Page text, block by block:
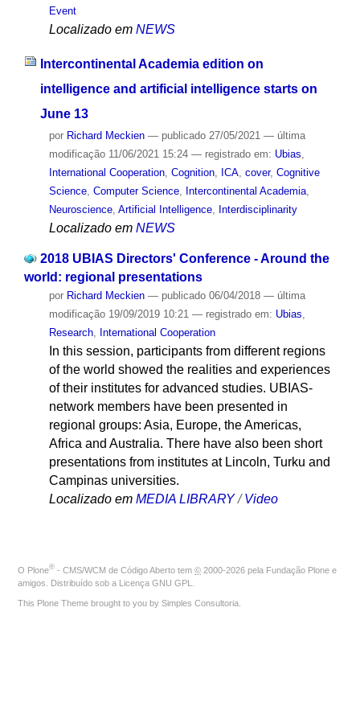
Event
Localizado em NEWS
Intercontinental Academia edition on
intelligence and artificial intelligence starts on
June 13
por Richard Meckien — publicado27/05/2021 — última
modificação11/06/2021 15:24 — registrado em: Ubias
International Cooperation, Cognition, ICA, cover, Cognitive
Science, Computer Science, Intercontinental Academia,
Neuroscience, Artificial Intelligence, Interdisciplinarity
Localizado em NEWS
2018 UBIAS Directors' Conference - Around the
world: regional presentations
por Richard Meckien — publicado06/04/2018 — última
modificação19/09/2019 10:21 — registrado em: Ubias,
Research, International Cooperation
In this session, participants from different regions
of the world showed the realities and experiences
of their institutes for advanced studies. UBIAS-
network members have been presented in
regional groups: Asia, Europe, the Americas,
Africa and Australia. There have also been short
presentations from institutes at Lincoln, Turku and
Campinas universities.
Localizado em MEDIA LIBRARY / Video
O Plone® - CMS/WCM de Código Aberto tem © 2000-2026 pela Fundação Plone e
amigos. Distribuído sob a Licença GNU GPL
This Plone Theme brought to you by Simples Consultoria